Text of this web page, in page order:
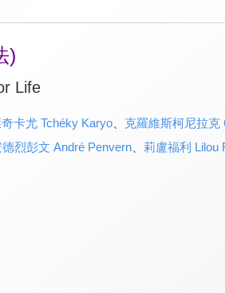
)
Life
卡尤 Tchéky Karyo、 克羅維斯柯尼拉克
德烈彭文 André Penvern、 莉盧福利 Lilou